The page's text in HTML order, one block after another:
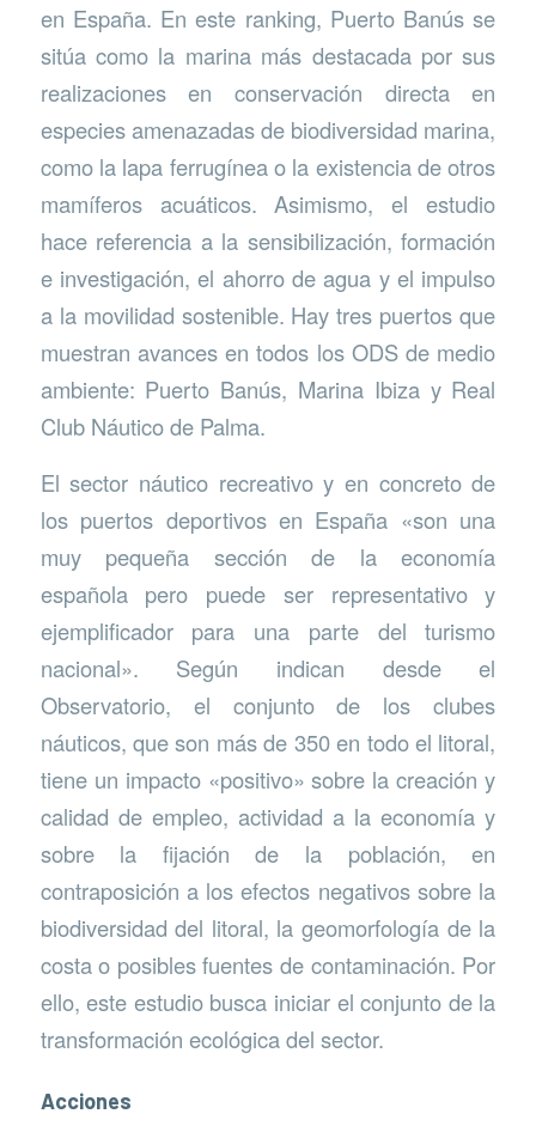
en España. En este ranking, Puerto Banús se
sitúa como la marina más destacada por sus
realizaciones en conservación directa en
especies amenazadas de biodiversidad marina,
como la lapa ferrugínea o la existencia de otros
mamíferos acuáticos. Asimismo, el estudio
hace referencia a la sensibilización, formación
e investigación, el ahorro de agua y el impulso
a la movilidad sostenible. Hay tres puertos que
muestran avances en todos los ODS de medio
ambiente: Puerto Banús, Marina Ibiza y Real
Club Náutico de Palma.
El sector náutico recreativo y en concreto de
los puertos deportivos en España «son una
muy pequeña sección de la economía
española pero puede ser representativo y
ejemplificador para una parte del turismo
nacional». Según indican desde el
Observatorio, el conjunto de los clubes
náuticos, que son más de 350 en todo el litoral,
tiene un impacto «positivo» sobre la creación y
calidad de empleo, actividad a la economía y
sobre la fijación de la población, en
contraposición a los efectos negativos sobre la
biodiversidad del litoral, la geomorfología de la
costa o posibles fuentes de contaminación. Por
ello, este estudio busca iniciar el conjunto de la
transformación ecológica del sector.
Acciones